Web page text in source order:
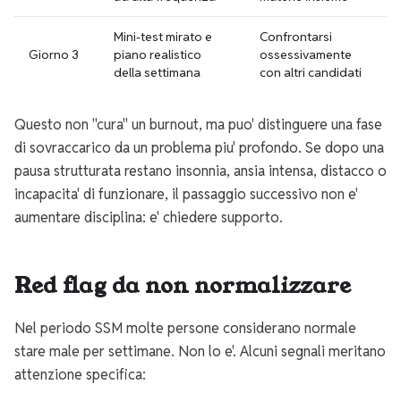
Giorno 3
Mini-test mirato e
piano realistico
della settimana
Confrontarsi
ossessivamente
con altri candidati
Questo non "cura" un burnout, ma puo' distinguere una fase
di sovraccarico da un problema piu' profondo. Se dopo una
pausa strutturata restano insonnia, ansia intensa, distacco o
incapacita' di funzionare, il passaggio successivo non e'
aumentare disciplina: e' chiedere supporto.
Red flag da non normalizzare
Nel periodo SSM molte persone considerano normale
stare male per settimane. Non lo e'. Alcuni segnali meritano
attenzione specifica: